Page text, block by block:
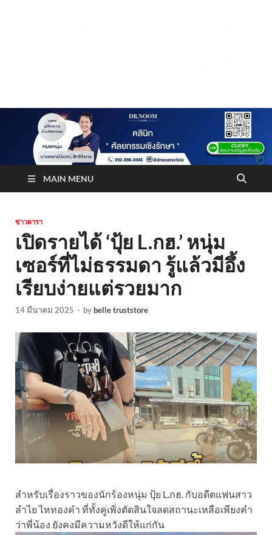
Truststoreonline
MAIN MENU
ข่าวดารา
เปิดรายได้ ‘ปุ้ย L.กฮ.’ หนุ่ม
เซอร์ที่ไม่ธรรมดา รู้แล้วมีอึ้ง
เรียบง่ายแต่รวยมาก
14 มีนาคม 2025 - bybelle truststore
สำหรับเรื่องราวของนักร้องหนุ่ม ปุ้ย L.กฮ. กับอดีตแฟนสาว
ลำไย ไหทองคำ ที่ทั้งคู่เพิ่งตัดสินใจลดสถานะเหลือเพียงคำ
ว่าพี่น้อง ยังคงมีความหวังดีให้แก่กัน